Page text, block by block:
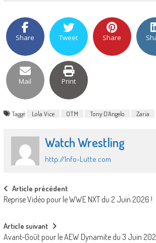
Share Tweet Share
Mail Print
Taggé Lola Vice OTM Tony D’Angelo Zaria
Watch Wrestling
http://Info-Lutte.com
Post
navigation
Article précédent
Reprise Vidéo pour le WWE NXT du 2 Juin 2026 !
Article suivant
Avant-Goût pour le AEW Dynamite du 3 Juin